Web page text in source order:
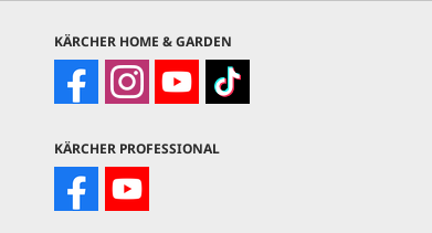
KÄRCHER HOME & GARDEN
KÄRCHER PROFESSIONAL